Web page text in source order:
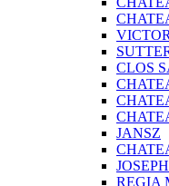
CLOS
JANSZ
REGIA